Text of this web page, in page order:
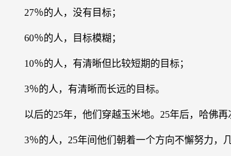
27％的人，没有目标；
60％的人，目标模糊；
10％的人，有清晰但比较短期的目标；
3％的人，有清晰而长远的目标。
以后的25年，他们穿越玉米地。25年后，哈佛再
3％的人，25年间他们朝着一个方向不懈努力，几